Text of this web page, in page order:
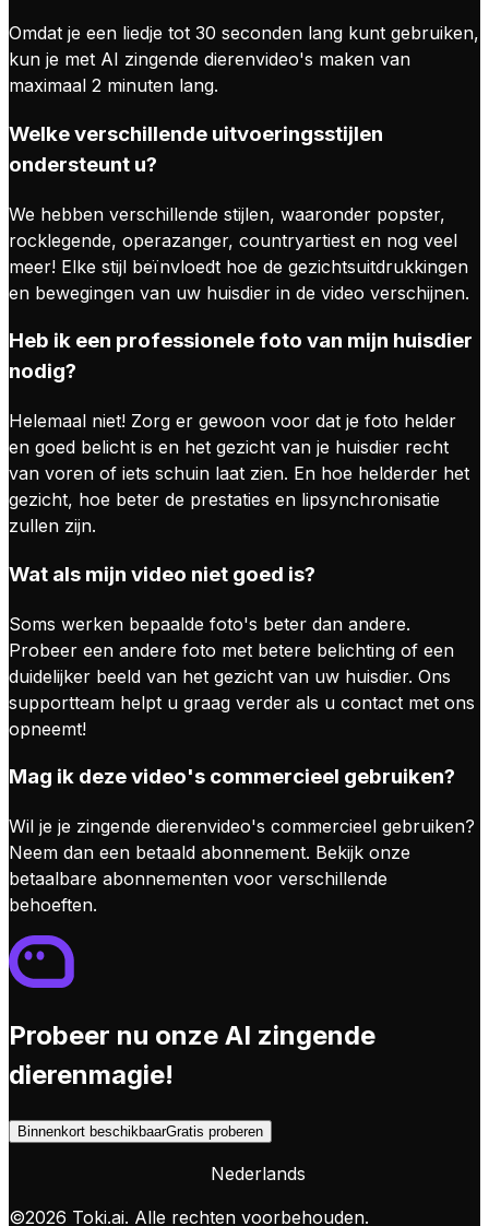
Omdat je een liedje tot 30 seconden lang kunt gebruiken,
kun je met AI zingende dierenvideo's maken van
maximaal 2 minuten lang.
Welke verschillende uitvoeringsstijlen
ondersteunt u?
We hebben verschillende stijlen, waaronder popster,
rocklegende, operazanger, countryartiest en nog veel
meer! Elke stijl beïnvloedt hoe de gezichtsuitdrukkingen
en bewegingen van uw huisdier in de video verschijnen.
Heb ik een professionele foto van mijn huisdier
nodig?
Helemaal niet! Zorg er gewoon voor dat je foto helder
en goed belicht is en het gezicht van je huisdier recht
van voren of iets schuin laat zien. En hoe helderder het
gezicht, hoe beter de prestaties en lipsynchronisatie
zullen zijn.
Wat als mijn video niet goed is?
Soms werken bepaalde foto's beter dan andere.
Probeer een andere foto met betere belichting of een
duidelijker beeld van het gezicht van uw huisdier. Ons
supportteam helpt u graag verder als u contact met ons
opneemt!
Mag ik deze video's commercieel gebruiken?
Wil je je zingende dierenvideo's commercieel gebruiken?
Neem dan een betaald abonnement. Bekijk onze
betaalbare abonnementen voor verschillende
behoeften.
Probeer nu onze AI zingende
dierenmagie!
Binnenkort beschikbaarGratis proberen
Nederlands
©2026 Toki.ai. Alle rechten voorbehouden.